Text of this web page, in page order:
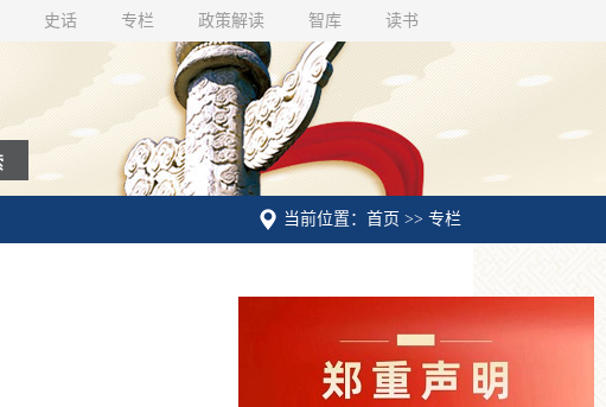
史话 专栏 政策解读 智库 读书
当前位置：首页 >> 专栏